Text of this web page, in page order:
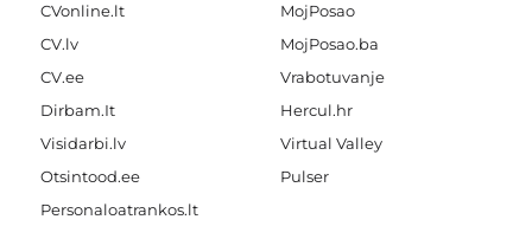
CVonline.lt
CV.lv
CV.ee
Dirbam.It
Visidarbi.lv
Otsintood.ee
Personaloatrankos.lt
MojPosao
MojPosao.ba
Vrabotuvanje
Hercul.hr
Virtual Valley
Pulser